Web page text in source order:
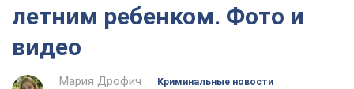
летним ребенком. Фото и
видео
Мария Дрофич
Криминальные новости